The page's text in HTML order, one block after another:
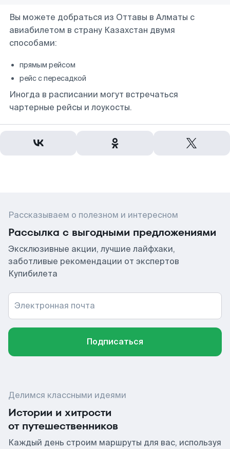
Вы можете добраться из Оттавы в Алматы с
авиабилетом в страну Казахстан двумя
способами:
прямым рейсом
рейс с пересадкой
Иногда в расписании могут встречаться
чартерные рейсы и лоукосты.
Рассказываем о полезном и интересном
Рассылка с выгодными предложениями
Эксклюзивные акции, лучшие лайфхаки,
заботливые рекомендации от экспертов
Купибилета
Электронная почта
Подписаться
Делимся классными идеями
Истории и хитрости
от путешественников
Каждый день строим маршруты для вас, используя